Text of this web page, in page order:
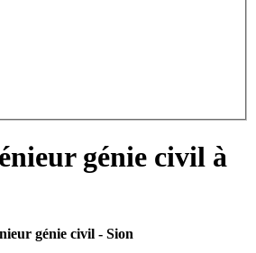
génie civil à
génie civil - Sion